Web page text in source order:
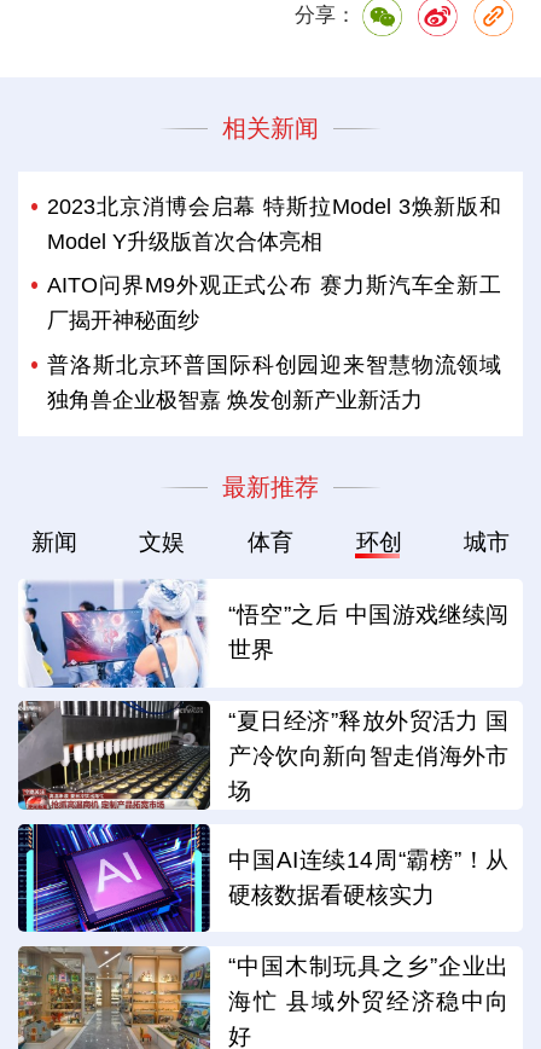
分享：
相关新闻
2023北京消博会启幕 特斯拉Model 3焕新版和
Model Y升级版首次合体亮相
AITO问界M9外观正式公布 赛力斯汽车全新工
厂揭开神秘面纱
普洛斯北京环普国际科创园迎来智慧物流领域
独角兽企业极智嘉 焕发创新产业新活力
最新推荐
新闻 文娱 体育 环创 城市
“悟空”之后 中国游戏继续闯
世界
“夏日经济”释放外贸活力 国
产冷饮向新向智走俏海外市
场
中国AI连续14周“霸榜”！从
硬核数据看硬核实力
“中国木制玩具之乡”企业出
海忙 县域外贸经济稳中向
好